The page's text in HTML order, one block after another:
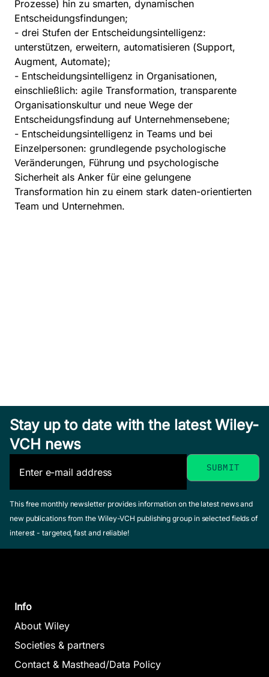
Prozesse) hin zu smarten, dynamischen
Entscheidungsfindungen;
- drei Stufen der Entscheidungsintelligenz:
unterstützen, erweitern, automatisieren (Support,
Augment, Automate);
- Entscheidungsintelligenz in Organisationen,
einschließlich: agile Transformation, transparente
Organisationskultur und neue Wege der
Entscheidungsfindung auf Unternehmensebene;
- Entscheidungsintelligenz in Teams und bei
Einzelpersonen: grundlegende psychologische
Veränderungen, Führung und psychologische
Sicherheit als Anker für eine gelungene
Transformation hin zu einem stark daten-orientierten
Team und Unternehmen.
Stay up to date with the latest Wiley-
VCH news
This free monthly newsletter provides information on the latest news and
new publications from the Wiley-VCH publishing group in selected fields of
interest - targeted, fast and reliable!
Info
About Wiley
Societies & partners
Contact & Masthead/Data Policy